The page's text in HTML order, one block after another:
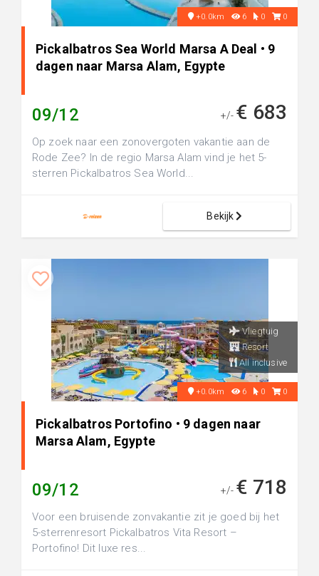
+0.0km 6 0 0
Pickalbatros Sea World Marsa A Deal • 9
dagen naar Marsa Alam, Egypte
09/12 +/- € 683
Op zoek naar een zonovergoten vakantie aan de
Rode Zee? In de regio Marsa Alam vind je het 5-
sterren Pickalbatros Sea World...
Bekijk
Vliegtuig
Resort
All inclusive
+0.0km 6 0 0
Pickalbatros Portofino • 9 dagen naar
Marsa Alam, Egypte
09/12 +/- € 718
Voor een bruisende zonvakantie zit je goed bij het
5-sterrenresort Pickalbatros Vita Resort –
Portofino! Dit luxe res...